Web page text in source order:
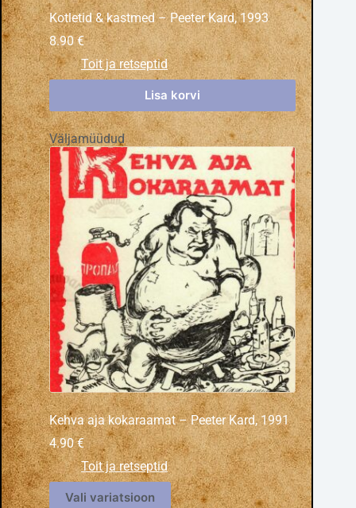
Kotletid & kastmed – Peeter Kard, 1993
8.90€
Toit ja retseptid
Lisa korvi
Väljamüüdud
Kehva aja kokaraamat – Peeter Kard, 1991
4.90€
Toit ja retseptid
Vali variatsioon